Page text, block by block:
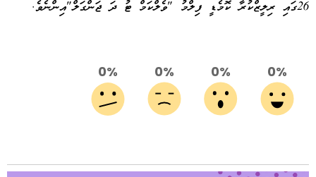
26ގައި ރިލީޒްކުރާ ކޮމެޑީ ފިލްމު "ވެލްކަމް ޓު ދަ ޖަންގަލް"އިންނެވެ.
0%
0%
0%
0%